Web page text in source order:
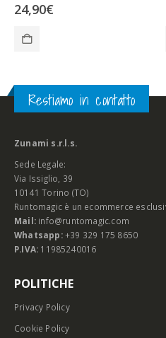
24,90€
Restiamo in contatto
Zunami s.r.l.s.
Sede Legale:
Via Issiglio, 39
10141 Torino (TO)
Runtomagic è un ecommerce
Mail: info@runtomagic.com
Whatsapp: +39 329 175 8650
P.IVA: 11985240016
POLITICHE
Privacy Policy
Cookie Policy